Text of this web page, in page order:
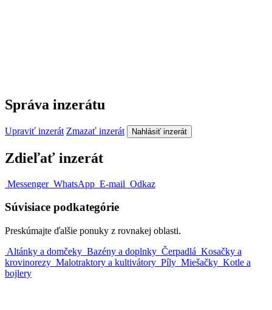
Správa inzerátu
Upraviť inzerát Zmazať inzerát Nahlásiť inzerát
Zdieľať inzerát
Messenger WhatsApp E-mail Odkaz
Súvisiace podkategórie
Preskúmajte ďalšie ponuky z rovnakej oblasti.
Altánky a domčeky Bazény a doplnky Čerpadlá Kosačky a
krovinorezy Malotraktory a kultivátory Píly Miešačky Kotle a
bojlery